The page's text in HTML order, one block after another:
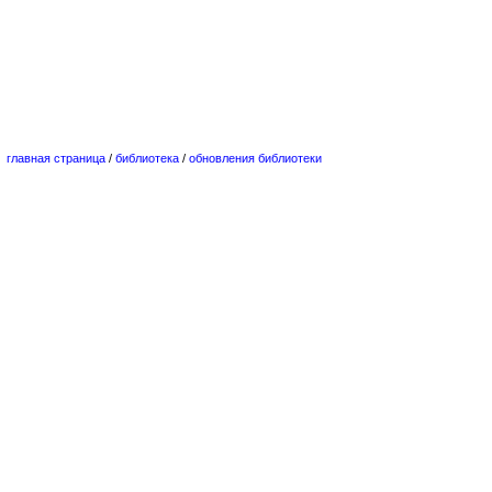
главная страница / библиотека / обновления библиотеки